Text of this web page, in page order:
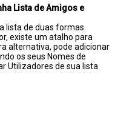
Lista de Amigos e
lista de duas formas.
existe um atalho para
alternativa, pode adicionar
os seus Nomes de
Utilizadores de sua lista